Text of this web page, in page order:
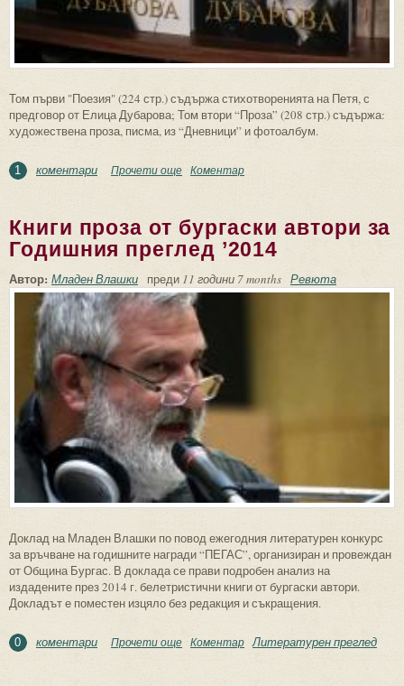
Том първи "Поезия" (224 стр.) съдържа стихотворенията на Петя, с
предговор от Елица Дубарова; Том втори “Проза” (208 стр.) съдържа:
художествена проза, писма, из “Дневници” и фотоалбум.
1 коментари Прочети още about Петя Дубарова. Събрано в два
Коментар
Книги проза от бургаски автори за
Годишния преглед ’2014
Автор: Младен Влашки преди 11 години 7 months Ревюта
Доклад на Младен Влашки по повод ежегодния литературен конкурс
за връчване на годишните награди “ПЕГАС”, организиран и провеждан
от Община Бургас. В доклада се прави подробен анализ на
издадените през 2014 г. белетристични книги от бургаски автори.
Докладът е поместен изцяло без редакция и съкращения.
0 коментари Прочети още about Книги проза от бургаски автори за
Коментар Литературен преглед